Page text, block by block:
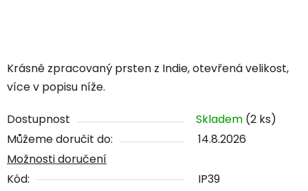
Krásně zpracovaný prsten z Indie, otevřená velikost,
více v popisu níže.
Dostupnost Skladem (2 ks)
Můžeme doručit do:
14.8.2026
Možnosti doručení
Kód:
IP39